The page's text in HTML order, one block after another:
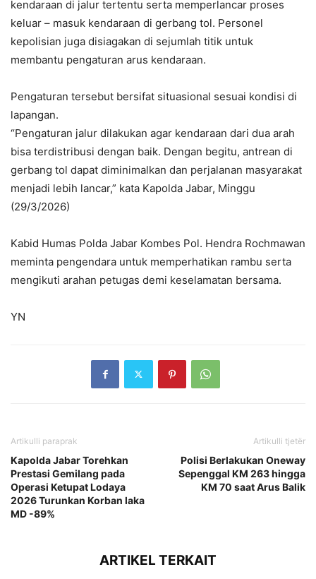
kendaraan di jalur tertentu serta memperlancar proses
keluar – masuk kendaraan di gerbang tol. Personel
kepolisian juga disiagakan di sejumlah titik untuk
membantu pengaturan arus kendaraan.
Pengaturan tersebut bersifat situasional sesuai kondisi di
lapangan.
“Pengaturan jalur dilakukan agar kendaraan dari dua arah
bisa terdistribusi dengan baik. Dengan begitu, antrean di
gerbang tol dapat diminimalkan dan perjalanan masyarakat
menjadi lebih lancar,” kata Kapolda Jabar, Minggu
(29/3/2026)
Kabid Humas Polda Jabar Kombes Pol. Hendra Rochmawan
meminta pengendara untuk memperhatikan rambu serta
mengikuti arahan petugas demi keselamatan bersama.
YN
Artikulli paraprak
Kapolda Jabar Torehkan
Prestasi Gemilang pada
Operasi Ketupat Lodaya
2026 Turunkan Korban laka
MD -89%
Artikulli tjetër
Polisi Berlakukan Oneway
Sepenggal KM 263 hingga
KM 70 saat Arus Balik
ARTIKEL TERKAIT